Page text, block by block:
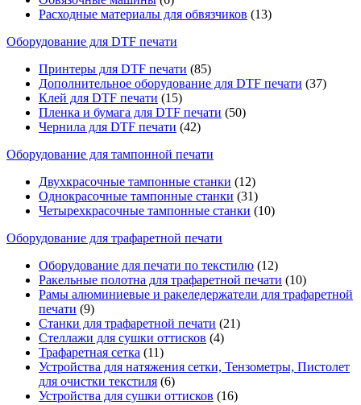
Расходные материалы для обвязчиков (13)
Оборудование для DTF печати
Принтеры для DTF печати (85)
Дополнительное оборудование для DTF печати (37)
Клей для DTF печати (15)
Пленка и бумага для DTF печати (50)
Чернила для DTF печати (42)
Оборудование для тампонной печати
Двухкрасочные тампонные станки (12)
Однокрасочные тампонные станки (31)
Четырехкрасочные тампонные станки (10)
Оборудование для трафаретной печати
Оборудование для печати по текстилю (12)
Ракельные полотна для трафаретной печати (10)
Рамы алюминиевые и ракеледержатели для трафаретной
печати (9)
Станки для трафаретной печати (21)
Стеллажи для сушки оттисков (4)
Трафаретная сетка (11)
Устройства для натяжения сетки, Тензометры, Пистолет
для очистки текстиля (6)
Устройства для сушки оттисков (16)